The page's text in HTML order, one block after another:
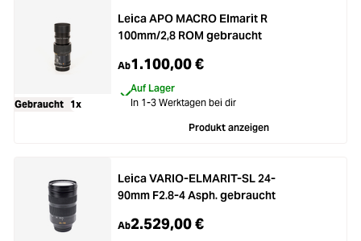
Gebraucht 1x
Leica APO MACRO Elmarit R
100mm/2,8 ROM gebraucht
Ab1.100,00 €
Auf Lager
In 1-3 Werktagen bei dir
Produkt anzeigen
Leica VARIO-ELMARIT-SL 24-
90mm F2.8-4 Asph. gebraucht
Ab2.529,00 €